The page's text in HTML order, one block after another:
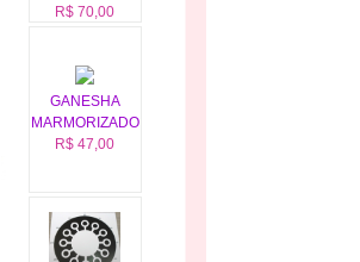
R$ 70,00
GANESHA
MARMORIZADO
R$ 47,00